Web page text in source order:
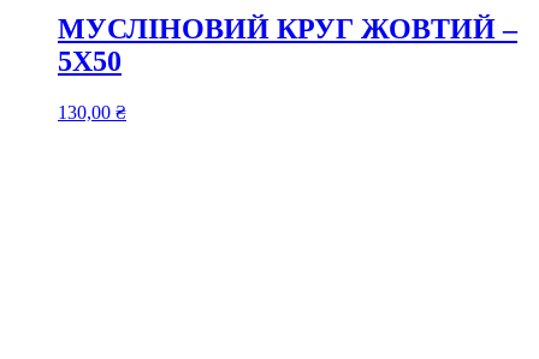
МУСЛІНОВИЙ КРУГ ЖОВТИЙ –
5X50
130,00 ₴